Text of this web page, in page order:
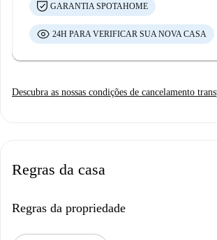
GARANTIA SPOTAHOME
24H PARA VERIFICAR SUA NOVA CASA
Descubra as nossas condições de cancelamento
Regras da casa
Regras da propriedade